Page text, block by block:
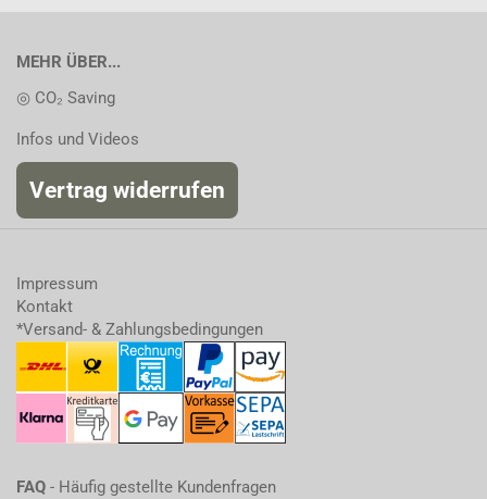
MEHR ÜBER...
◎ CO₂ Saving
Infos und Videos
Vertrag widerrufen
Impressum
Kontakt
*Versand- & Zahlungsbedingungen
FAQ - Häufig gestellte Kundenfragen